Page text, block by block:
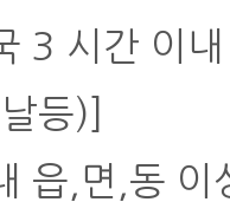
3 시간 이
등)]
읍,면,동